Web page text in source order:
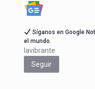
Síganos en Google
el mundo.
lavibrante
Seguir